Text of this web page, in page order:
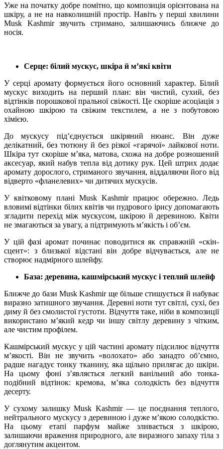
Уже на початку добре помітно, що композиція орієнтована на
шкіру, а не на навколишній простір. Навіть у перші хвилини
Musk Kashmir звучить стримано, залишаючись ближче до
носія.
Серце: білий мускус, шкіра й м’які квіти
У серці аромату формується його основний характер. Білий
мускус виходить на перший план: він чистий, сухий, без
відтінків порошкової пральної свіжості. Це скоріше асоціація з
охайною шкірою та свіжим текстилем, а не з побутовою
хімією.
До мускусу під’єднується шкіряний нюанс. Він дуже
делікатний, без тютюну й без різкої «гарячої» лайкової ноти.
Шкіра тут скоріше м’яка, матова, схожа на добре розношений
аксесуар, який набув тепла від дотику рук. Цей штрих додає
аромату дорослого, стриманого звучання, віддаляючи його від
відверто «фланелевих» чи дитячих мускусів.
У квітковому плані Musk Kashmir працює обережно. Ледь
вловимі відтінки білих квітів чи пудрового ірису допомагають
згладити перехід між мускусом, шкірою й деревиною. Квіти
не змагаються за увагу, а підтримують м’якість і об’єм.
У цій фазі аромат починає поводитися як справжній «скін-
сцент»: з близької відстані він добре відчувається, але не
створює надмірного шлейфу.
База: деревина, кашмірський мускус і теплий шлейф
Ближче до бази Musk Kashmir ще більше стишується й набуває
виразно затишного звучання. Деревні ноти тут світлі, сухі, без
диму й без смолистої густоти. Відчуття таке, ніби в композиції
використано м’який кедр чи іншу світлу деревину з чітким,
але чистим профілем.
Кашмірський мускус у цій частині аромату підсилює відчуття
м’якості. Він не звучить «волохато» або занадто об’ємно,
радше нагадує тонку тканину, яка щільно прилягає до шкіри.
На цьому фоні з’являється легкий ванільний або тонка-
подібний відтінок: кремова, м’яка солодкість без відчуття
десерту.
У сухому залишку Musk Kashmir — це поєднання теплого,
нейтрального мускусу з деревиною і дуже м’якою солодкістю.
На цьому етапі парфум майже зливається з шкірою,
залишаючи враження природного, але виразного запаху тіла з
доглянутим акцентом.